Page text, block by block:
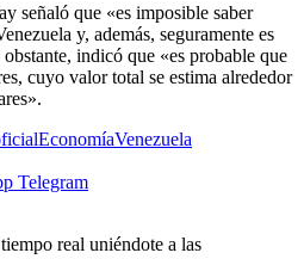
señaló que «es imposible saber
y, además, seguramente es
indicó que «es probable que
cuyo valor total se estima alrededor
EconomíaVenezuela
Telegram
real uniéndote a las